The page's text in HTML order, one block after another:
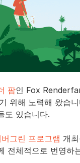
팜인 Fox
위해 노력해 왔습
도 있습니다.
버그린 프로그램 개
전체적으로 번영하